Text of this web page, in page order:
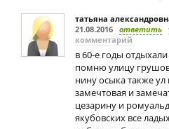
татьяна
21.08.2016 ответить
комментарий
в 60-е годы
помню улицу
нину осыка также
замечтовая и
цезарину и
якубовских все